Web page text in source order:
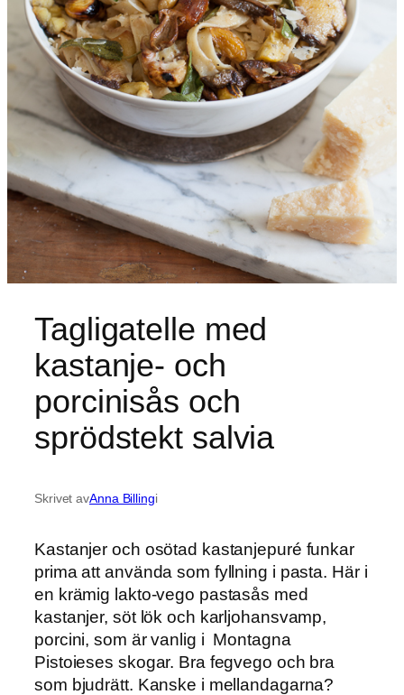
Tagligatelle med
kastanje- och
porcinisås och
sprödstekt salvia
Skrivet avAnna Billingi
Kastanjer och osötad kastanjepuré funkar
prima att använda som fyllning i pasta. Här i
en krämig lakto-vego pastasås med
kastanjer, söt lök och karljohansvamp,
porcini, som är vanlig i Montagna
Pistoieses skogar. Bra fegvego och bra
som bjudrätt. Kanske i mellandagarna?